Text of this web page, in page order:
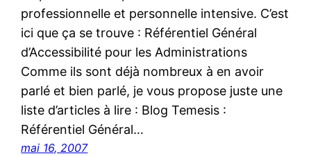
professionnelle et personnelle intensive. C’est
ici que ça se trouve : Référentiel Général
d’Accessibilité pour les Administrations
Comme ils sont déjà nombreux à en avoir
parlé et bien parlé, je vous propose juste une
liste d’articles à lire : Blog Temesis :
Référentiel Général…
mai 16, 2007